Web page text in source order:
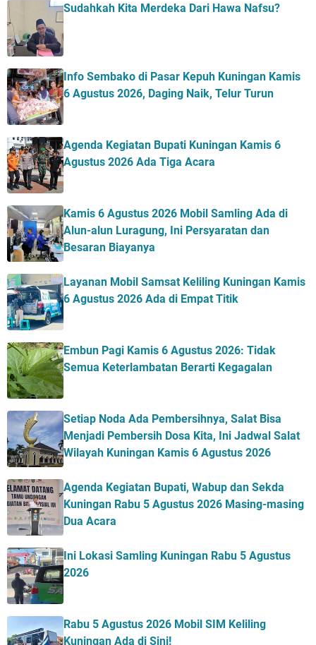
Sudahkah Kita Merdeka Dari Hawa Nafsu?
Info Sembako di Pasar Kepuh Kuningan Kamis
6 Agustus 2026, Daging Naik, Telur Turun
Agenda Kegiatan Bupati Kuningan Kamis 6
Agustus 2026 Ada Tiga Acara
Kamis 6 Agustus 2026 Mobil Samling Ada di
Alun-alun Luragung, Ini Persyaratan dan
Besaran Biayanya
Layanan Mobil Samsat Keliling Kuningan Kamis
6 Agustus 2026 Ada di Empat Titik
Embun Pagi Kamis 6 Agustus 2026: Tidak
Semua Keterlambatan Berarti Kegagalan
Setiap Noda Ada Pembersihnya, Salat Bisa
Menjadi Pembersih Dosa Kita, Ini Jadwal Salat
Wilayah Kuningan Kamis 6 Agustus 2026
Agenda Kegiatan Bupati, Wabup dan Sekda
Kuningan Rabu 5 Agustus 2026 Masing-masing
Dua Acara
Ini Lokasi Samling Kuningan Rabu 5 Agustus
2026
Rabu 5 Agustus 2026 Mobil SIM Keliling
Kuningan Ada di Sini!